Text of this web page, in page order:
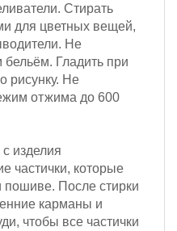
Стирать
для цветных вещей,
Не
Гладить при
рисунку. Не
отжима до 600
изделия
частички, которые
пошиве. После стирки
карманы и
чтобы все частички